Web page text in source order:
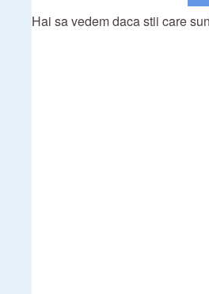
Hai sa vedem daca stii care